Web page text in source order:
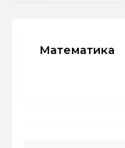
Математика